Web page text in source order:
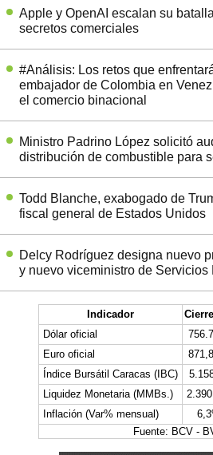
Apple y OpenAI escalan su
secretos comerciales
#Análisis: Los retos que
embajador de Colombia en
el comercio binacional
Ministro Padrino López solicitó
distribución de combustible para
Todd Blanche, exabogado de
fiscal general de Estados Unidos
Delcy Rodríguez designa nuevo
y nuevo viceministro de Servicios
Indicador
Dólar oficial
Euro oficial
Índice Bursátil Caracas (IBC)
Liquidez Monetaria (MMBs.)
Inflación (Var% mensual)
Fuente: BCV -